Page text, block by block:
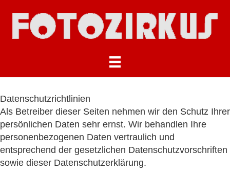
Datenschutzrichtlinien
Als Betreiber dieser Seiten nehmen wir den Schutz Ihrer
persönlichen Daten sehr ernst. Wir behandlen Ihre
personenbezogenen Daten vertraulich und
entsprechend der gesetzlichen Datenschutzvorschriften
sowie dieser Datenschutzerklärung.